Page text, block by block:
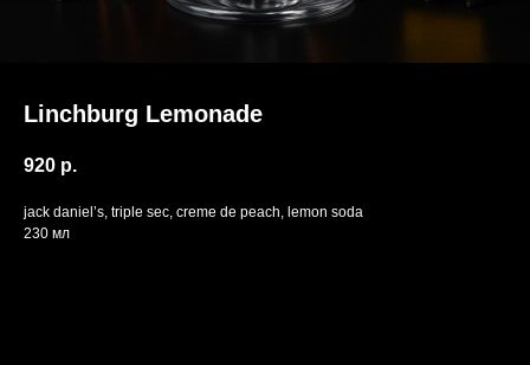
Linchburg Lemonade
920 р.
jack daniel’s, triple sec, creme de peach, lemon soda
230 мл